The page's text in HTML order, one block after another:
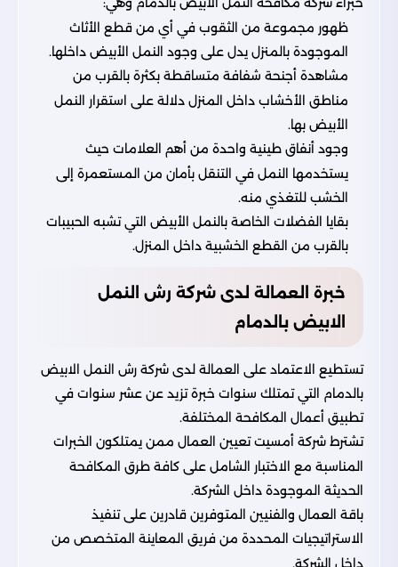
خبراء شركة مكافحة النمل الابيض بالدمام وهي:
ظهور مجموعة من الثقوب في أي من قطع الأثاث
الموجودة بالمنزل يدل على وجود النمل الأبيض داخلها.
مشاهدة أجنحة شفافة متساقطة بكثرة بالقرب من
مناطق الأخشاب داخل المنزل دلالة على استقرار النمل
الأبيض بها.
وجود أنفاق طينية واحدة من أهم العلامات حيث
يستخدمها النمل في التنقل بأمان من المستعمرة إلى
الخشب للتغذي منه.
بقايا الفضلات الخاصة بالنمل الأبيض التي تشبه الحبيبات
بالقرب من القطع الخشبية داخل المنزل.
خبرة العمالة لدى شركة رش النمل
الابيض بالدمام
تستطيع الاعتماد على العمالة لدى شركة رش النمل الابيض
بالدمام التي تمتلك سنوات خبرة تزيد عن عشر سنوات في
تطبيق أعمال المكافحة المختلفة.
تشترط شركة أمسيتتعيين العمال ممن يمتلكون الخبرات
المناسبة مع الاختبار الشامل على كافة طرق المكافحة
الحديثة الموجودة داخل الشركة.
باقة العمال والفنيين المتوفرين قادرين على تنفيذ
الاستراتيجيات المحددة من فريق المعاينة المتخصص من
داخل الشركة.